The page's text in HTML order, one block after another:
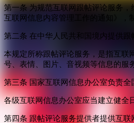
第一条 为规范互联网跟帖评论服务
互联网信息内容管理工作的通知》，
第二条 在中华人民共和国境内提供跟
本规定所称跟帖评论服务，是指互联
号、表情、图片、音视频等信息的服
第三条 国家互联网信息办公室负责
各级互联网信息办公室应当建立健全
第四条 跟帖评论服务提供者提供互